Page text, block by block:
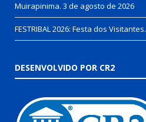
Muirapinima. 3 de agosto de 2026
FESTRIBAL 2026: Festa dos Visitantes.
DESENVOLVIDO POR CR2